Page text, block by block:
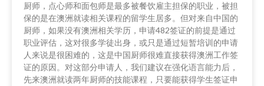
厨师，点心师和面包师是最多被餐饮雇主担保的职业，被担
保的是在澳洲就读相关课程的留学生居多。但对来自中国的
厨师，如果没有澳洲相关学历，申请482签证的前提是通过
职业评估，这对很多学徒出身，或只是通过短暂培训的申请
人来说是很困难的，这是中国厨师很难直接获得澳洲工作签
证的原因。对这部分申请人，我们建议在强化语言能力后，
先来澳洲就读两年厨师的技能课程，只要能获得学生签证申